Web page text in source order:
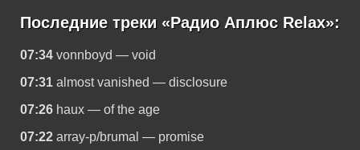
Последние треки «Радио Аплюс Relax»:
07:34 vonnboyd — void
07:31 almost vanished — disclosure
07:26 haux — of the age
07:22 array-p/brumal — promise